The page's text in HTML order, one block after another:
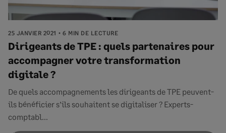
25 JANVIER 2021 6 MIN DE LECTURE
Dirigeants de TPE : quels partenaires pour
accompagner votre transformation
digitale ?
De quels accompagnements les dirigeants de TPE peuvent-
ils bénéficier s’ils souhaitent se digitaliser ? Experts-
comptabl...